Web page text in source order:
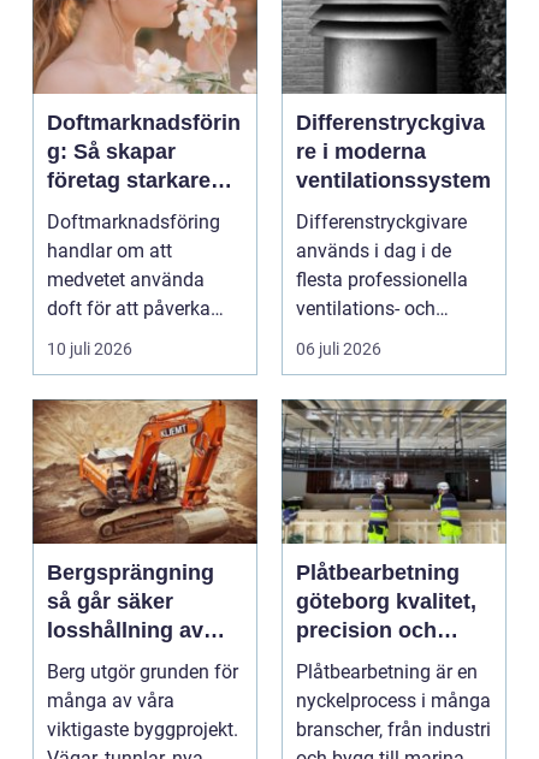
Doftmarknadsförin
g: Så skapar
företag starkare
kundupplevelser
Doftmarknadsföring
handlar om att
medvetet använda
doft för att påverka
kä...
10 juli 2026
Differenstryckgiva
re i moderna
ventilationssystem
Differenstryckgivare
används i dag i de
flesta professionella
ventilations- och
klimatanlä...
06 juli 2026
Bergsprängning
så går säker
losshållning av
berg till i praktiken
Berg utgör grunden för
många av våra
viktigaste byggprojekt.
Plåtbearbetning
göteborg kvalitet,
precision och
smarta lösningar
Plåtbearbetning är en
nyckelprocess i många
branscher, från industri